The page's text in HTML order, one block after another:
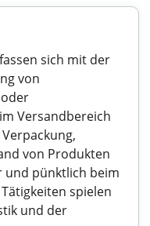
sich mit der
von
Versandbereich
von Produkten
und pünktlich beim
spielen
und der